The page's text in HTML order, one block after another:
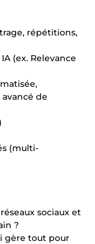
répétitions,
(ex. Relevance
de
(multi-
sociaux et
?
gère tout pour